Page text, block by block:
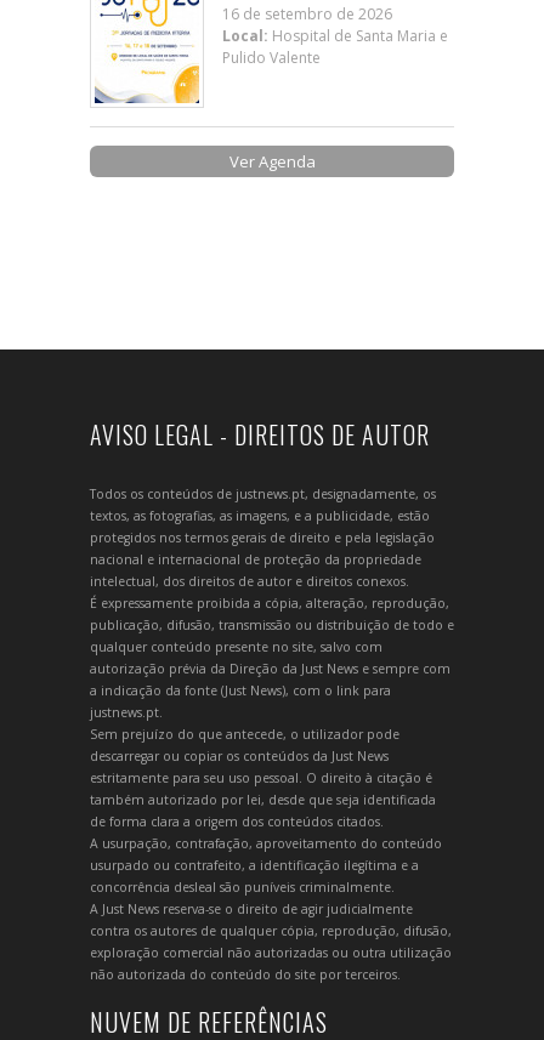
16 de setembro de 2026
Local: Hospital de Santa Maria e
Pulido Valente
Ver Agenda
AVISO LEGAL - DIREITOS DE AUTOR
Todos os conteúdos de justnews.pt, designadamente, os
textos, as fotografias, as imagens, e a publicidade, estão
protegidos nos termos gerais de direito e pela legislação
nacional e internacional de proteção da propriedade
intelectual, dos direitos de autor e direitos conexos.
É expressamente proibida a cópia, alteração, reprodução,
publicação, difusão, transmissão ou distribuição de todo e
qualquer conteúdo presente no site, salvo com
autorização prévia da Direção da Just News e sempre com
a indicação da fonte (Just News), com o link para
justnews.pt.
Sem prejuízo do que antecede, o utilizador pode
descarregar ou copiar os conteúdos da Just News
estritamente para seu uso pessoal. O direito à citação é
também autorizado por lei, desde que seja identificada
de forma clara a origem dos conteúdos citados.
A usurpação, contrafação, aproveitamento do conteúdo
usurpado ou contrafeito, a identificação ilegítima e a
concorrência desleal são puníveis criminalmente.
A Just News reserva-se o direito de agir judicialmente
contra os autores de qualquer cópia, reprodução, difusão,
exploração comercial não autorizadas ou outra utilização
não autorizada do conteúdo do site por terceiros.
NUVEM DE REFERÊNCIAS